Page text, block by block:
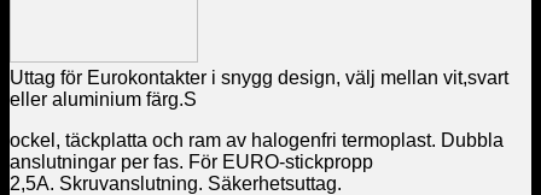
Uttag för Eurokontakter i snygg design, välj mellan vit,svart
eller aluminium färg.S
ockel, täckplatta och ram av halogenfri termoplast. Dubbla
anslutningar per fas. För EURO-stickpropp
2,5A. Skruvanslutning. Säkerhetsuttag.